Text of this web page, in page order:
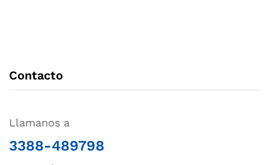
Contacto
Llamanos a
3388-489798